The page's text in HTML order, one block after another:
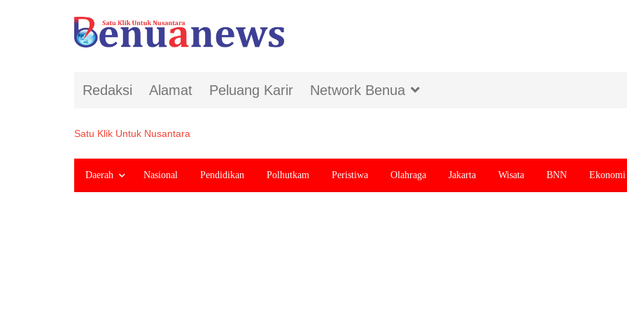
Redaksi Alamat Peluang Karir Network Benua
Satu Klik Untuk Nusantara
Daerah Nasional Pendidikan Polhutkam Peristiwa Olahraga Jakarta Wisata BNN Ekonomi